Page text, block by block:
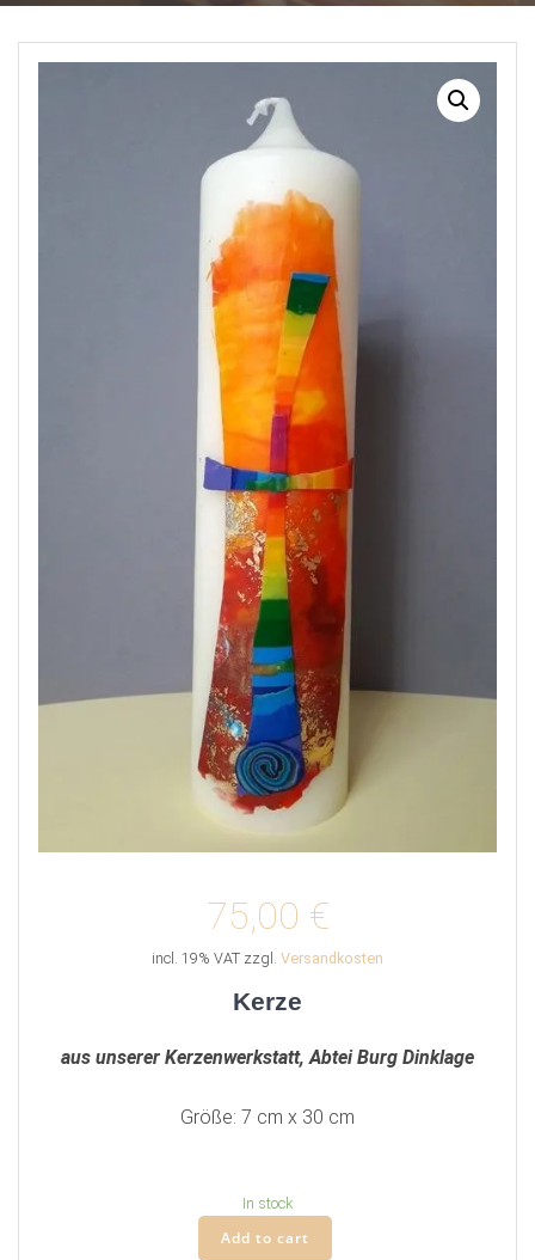
75,00 €
incl. 19% VAT zzgl. Versandkosten
Kerze
aus unserer Kerzenwerkstatt, Abtei Burg Dinklage
Größe: 7 cm x 30 cm
In stock
Kerze
Add to cart